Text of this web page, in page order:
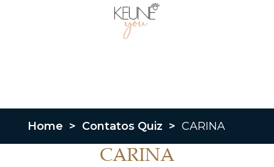
Home > Contatos Quiz > CARINA
CARINA